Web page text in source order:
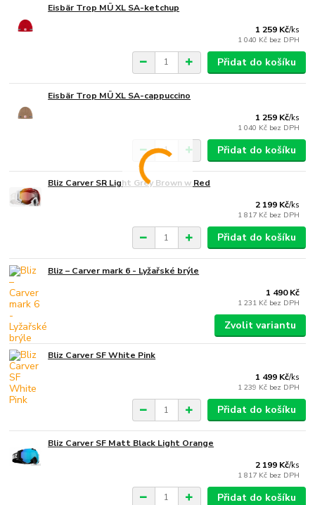
Eisbär Trop MÜ XL SA-ketchup
1 259 Kč/ks
1 040 Kč bez DPH
Přidat do košíku
Eisbär Trop MÜ XL SA-cappuccino
1 259 Kč/ks
1 040 Kč bez DPH
Přidat do košíku
Bliz Carver SR Light Grey Brown w Red
2 199 Kč/ks
1 817 Kč bez DPH
Přidat do košíku
Bliz – Carver mark 6 - Lyžařské brýle
1 490 Kč
1 231 Kč bez DPH
Zvolit variantu
Bliz Carver SF White Pink
1 499 Kč/ks
1 239 Kč bez DPH
Přidat do košíku
Bliz Carver SF Matt Black Light Orange
2 199 Kč/ks
1 817 Kč bez DPH
Přidat do košíku